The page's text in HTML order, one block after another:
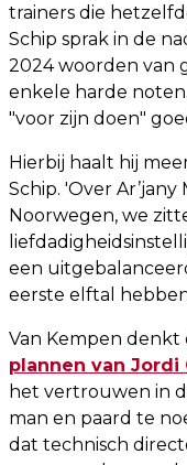
trainers die
Schip sprak in de
2024 woorden van
enkele harde
"voor zijn doen"
Hierbij haalt hij
Schip. 'Over
Noorwegen, we
een
eerste elftal
Van Kempen
plannen van Jordi
het vertrouwen in
man en paard te
dat technisch